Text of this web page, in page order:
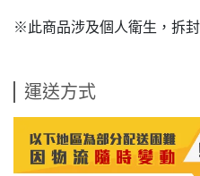
※此商品涉及個人衛生，拆
運送方式